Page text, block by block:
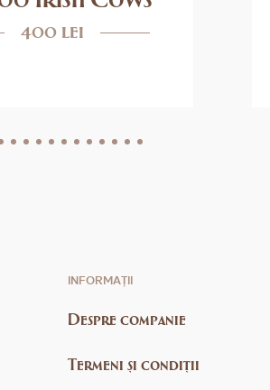
400 lei
INFORMAȚII
Despre companie
Termeni și condiții